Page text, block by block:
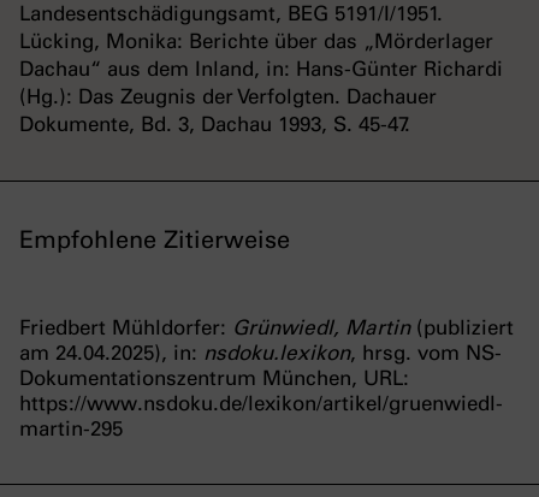
Landesentschädigungsamt, BEG 5191/I/1951.
Lücking, Monika: Berichte über das „Mörderlager
Dachau“ aus dem Inland, in: Hans-Günter Richardi
(Hg.): Das Zeugnis der Verfolgten. Dachauer
Dokumente, Bd. 3, Dachau 1993, S. 45-47.
Empfohlene Zitierweise
Friedbert Mühldorfer: Grünwiedl, Martin(publiziert
am 24.04.2025), in: nsdoku.lexikon, hrsg. vom NS-
Dokumentationszentrum München, URL:
https://www.nsdoku.de/lexikon/artikel/gruenwiedl-
martin-295